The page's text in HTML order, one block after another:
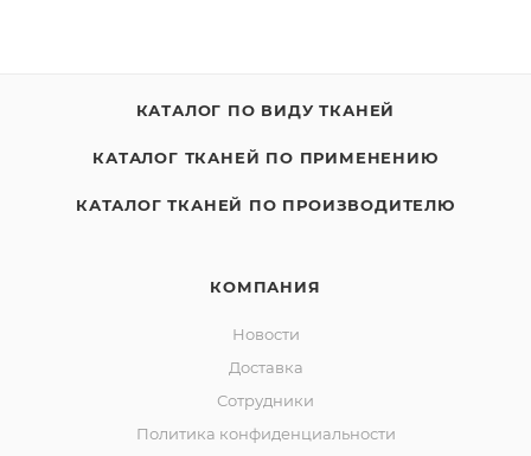
КАТАЛОГ ПО ВИДУ ТКАНЕЙ
КАТАЛОГ ТКАНЕЙ ПО ПРИМЕНЕНИЮ
КАТАЛОГ ТКАНЕЙ ПО ПРОИЗВОДИТЕЛЮ
КОМПАНИЯ
Новости
Доставка
Сотрудники
Политика конфиденциальности